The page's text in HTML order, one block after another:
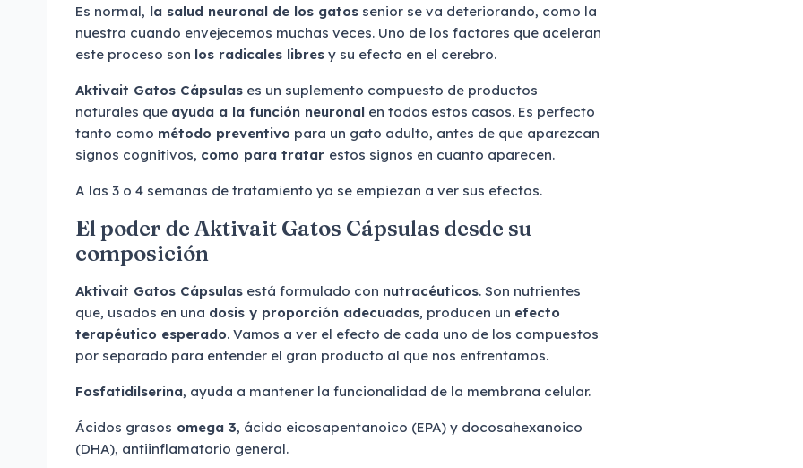
Es normal, la salud neuronal de los gatos senior se va deteriorando, como la
nuestra cuando envejecemos muchas veces. Uno de los factores que aceleran
este proceso son los radicales libres y su efecto en el cerebro.
Aktivait Gatos Cápsulas es un suplemento compuesto de productos
naturales que ayuda a la función neuronal en todos estos casos. Es perfecto
tanto como método preventivo para un gato adulto, antes de que aparezcan
signos cognitivos, como para tratar estos signos en cuanto aparecen.
A las 3 o 4 semanas de tratamiento ya se empiezan a ver sus efectos.
El poder de Aktivait Gatos Cápsulas desde su
composición
Aktivait Gatos Cápsulas está formulado con nutracéuticos. Son nutrientes
que, usados en una dosis y proporción adecuadas, producen un efecto
terapéutico esperado. Vamos a ver el efecto de cada uno de los compuestos
por separado para entender el gran producto al que nos enfrentamos.
Fosfatidilserina, ayuda a mantener la funcionalidad de la membrana celular.
Ácidos grasos omega 3, ácido eicosapentanoico (EPA) y docosahexanoico
(DHA), antiinflamatorio general.